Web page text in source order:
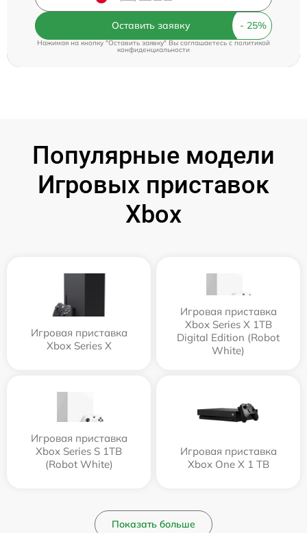
Оставить заявку
Нажимая на кнопку "Оставить заявку" Вы соглашаетесь cполитикой
конфиденциальности
Популярные модели
Игровых приставок
Xbox
Игровая приставка
Xbox Series X
Игровая приставка
Xbox Series X 1TB
Digital Edition (Robot
White)
Игровая приставка
Xbox Series S 1TB
(Robot White)
Игровая приставка
Xbox One X 1 TB
Показать больше